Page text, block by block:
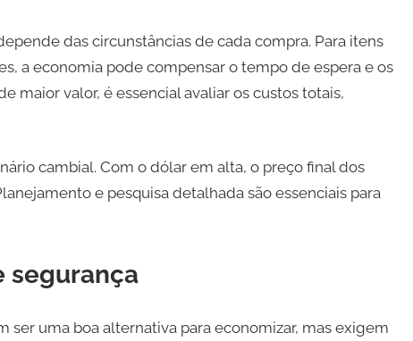
das circunstâncias de cada compra. Para itens
a economia pode compensar o tempo de espera e os
maior valor, é essencial avaliar os custos totais,
cambial. Com o dólar em alta, o preço final dos
e pesquisa detalhada são essenciais para
segurança
uma boa alternativa para economizar, mas exigem